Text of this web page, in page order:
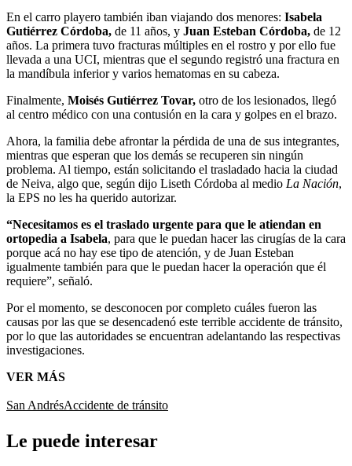
En el carro playero también iban viajando dos menores: Isabela
Gutiérrez Córdoba, de 11 años, y Juan Esteban Córdoba, de 12
años. La primera tuvo fracturas múltiples en el rostro y por ello fue
llevada a una UCI, mientras que el segundo registró una fractura en
la mandíbula inferior y varios hematomas en su cabeza.
Finalmente, Moisés Gutiérrez Tovar, otro de los lesionados, llegó
al centro médico con una contusión en la cara y golpes en el brazo.
Ahora, la familia debe afrontar la pérdida de una de sus integrantes,
mientras que esperan que los demás se recuperen sin ningún
problema. Al tiempo, están solicitando el trasladado hacia la ciudad
de Neiva, algo que, según dijo Liseth Córdoba al medio La Nación,
la EPS no les ha querido autorizar.
“Necesitamos es el traslado urgente para que le atiendan en
ortopedia a Isabela, para que le puedan hacer las cirugías de la cara
porque acá no hay ese tipo de atención, y de Juan Esteban
igualmente también para que le puedan hacer la operación que él
requiere”, señaló.
Por el momento, se desconocen por completo cuáles fueron las
causas por las que se desencadenó este terrible accidente de tránsito,
por lo que las autoridades se encuentran adelantando las respectivas
investigaciones.
VER MÁS
San AndrésAccidente de tránsito
Le puede interesar